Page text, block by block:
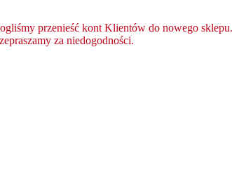
przenieść kont Klientów do nowego
za niedogodności.